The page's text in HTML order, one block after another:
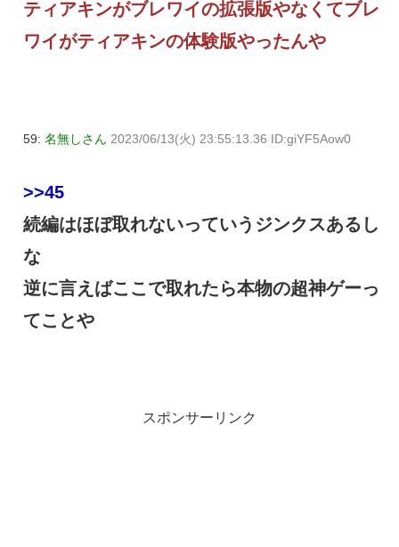
ティアキンがブレワイの拡張版やなくてブレ
ワイがティアキンの体験版やったんや
59: 名無しさん 2023/06/13(火) 23:55:13.36 ID:giYF5Aow0
>>45
続編はほぼ取れないっていうジンクスあるし
な
逆に言えばここで取れたら本物の超神ゲーっ
てことや
スポンサーリンク